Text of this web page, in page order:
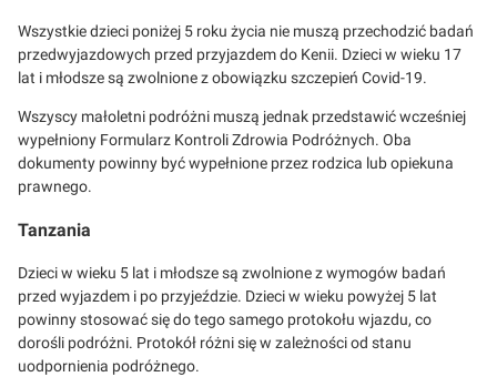
Wszystkie dzieci poniżej 5 roku życia nie muszą przechodzić badań
przedwyjazdowych przed przyjazdem do Kenii. Dzieci w wieku 17
lat i młodsze są zwolnione z obowiązku szczepień Covid-19.
Wszyscy małoletni podróżni muszą jednak przedstawić wcześniej
wypełniony Formularz Kontroli Zdrowia Podróżnych. Oba
dokumenty powinny być wypełnione przez rodzica lub opiekuna
prawnego.
Tanzania
Dzieci w wieku 5 lat i młodsze są zwolnione z wymogów badań
przed wyjazdem i po przyjeździe. Dzieci w wieku powyżej 5 lat
powinny stosować się do tego samego protokołu wjazdu, co
dorośli podróżni. Protokół różni się w zależności od stanu
uodpornienia podróżnego.